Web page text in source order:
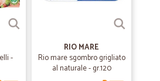
ciò che cercavo, con una certa possibilità
Natale
18/02/2021
T.-
RIO MARE
Rio mare sgombro grigliato
al naturale - gr.120